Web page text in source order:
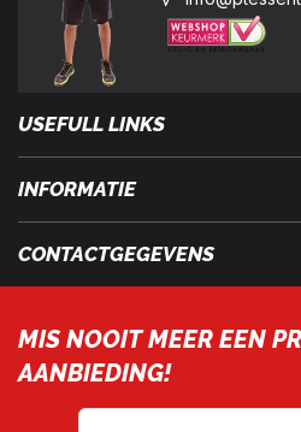
USEFULL LINKS
INFORMATIE
CONTACTGEGEVENS
MIS NOOIT MEER EEN
AANBIEDING!